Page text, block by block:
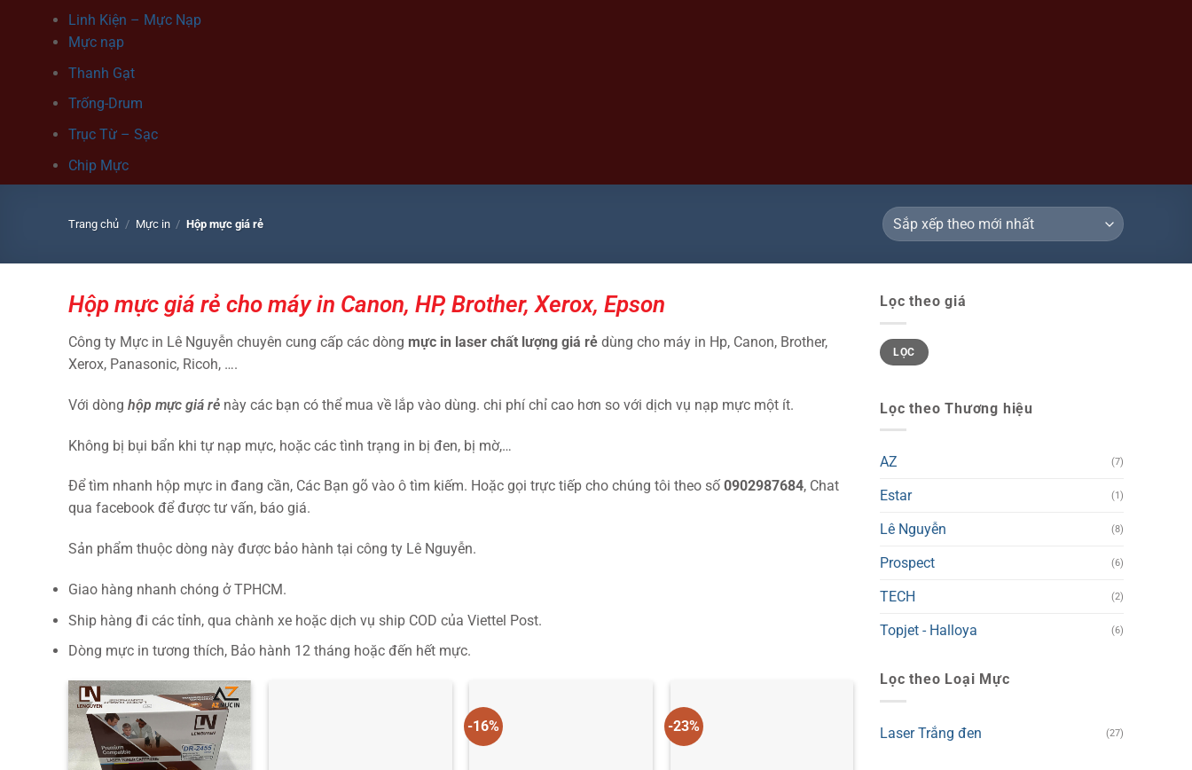
Linh Kiện – Mực Nạp
Mực nạp
Thanh Gạt
Trống-Drum
Trục Từ – Sạc
Chip Mực
Trang chủ / Mực in / Hộp mực giá rẻ
Hộp mực giá rẻ cho máy in Canon, HP, Brother, Xerox, Epson
Công ty Mực in Lê Nguyễn chuyên cung cấp các dòng mực in laser chất lượng giá rẻ dùng cho máy in Hp, Canon, Brother,
Xerox, Panasonic, Ricoh, ….
Với dòng hộp mực giá rẻ này các bạn có thể mua về lắp vào dùng. chi phí chỉ cao hơn so với dịch vụ nạp mực một ít.
Không bị bụi bẩn khi tự nạp mực, hoặc các tình trạng in bị đen, bị mờ,…
Để tìm nhanh hộp mực in đang cần, Các Bạn gõ vào ô tìm kiếm. Hoặc gọi trực tiếp cho chúng tôi theo số 0902987684, Chat
qua facebook để được tư vấn, báo giá.
Sản phẩm thuộc dòng này được bảo hành tại công ty Lê Nguyễn.
Giao hàng nhanh chóng ở TPHCM.
Ship hàng đi các tỉnh, qua chành xe hoặc dịch vụ ship COD của Viettel Post.
Dòng mực in tương thích, Bảo hành 12 tháng hoặc đến hết mực.
-16% -23%
Lọc theo giá
Giá
tối
thiểu
Giá
tối
đa
LỌC
Lọc theo Thương hiệu
AZ (7)
Estar (1)
Lê Nguyễn (8)
Prospect (6)
TECH (2)
Topjet - Halloya (6)
Lọc theo Loại Mực
Laser Trắng đen (27)